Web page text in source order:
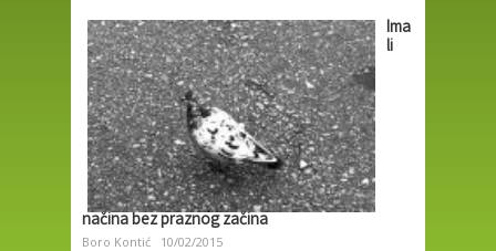
Ima
li
načina bez praznog začina
Boro Kontić 10/02/2015